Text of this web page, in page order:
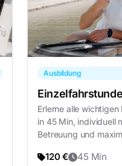
Ausbildung
Einzelfahrstunde
Erlerne alle
in 45 Min, individuell
Betreuung und
120 € 45 Min